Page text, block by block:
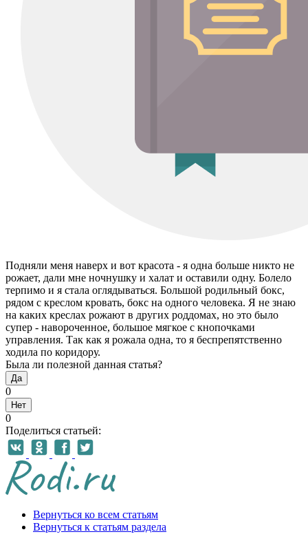
Подняли меня наверх и вот красота - я одна больше никто не
рожает, дали мне ночнушку и халат и оставили одну. Болело
терпимо и я стала оглядываться. Большой родильный бокс,
рядом с креслом кровать, бокс на одного человека. Я не знаю
на каких креслах рожают в других роддомах, но это было
супер - навороченное, большое мягкое с кнопочками
управления. Так как я рожала одна, то я беспрепятственно
ходила по коридору.
Была ли полезной данная статья?
Да
0
Нет
0
Поделиться статьей:
Вернуться ко всем статьям
Вернуться к статьям раздела